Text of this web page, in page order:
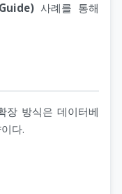
사례를 통해
장 방식은 데이터베
다.